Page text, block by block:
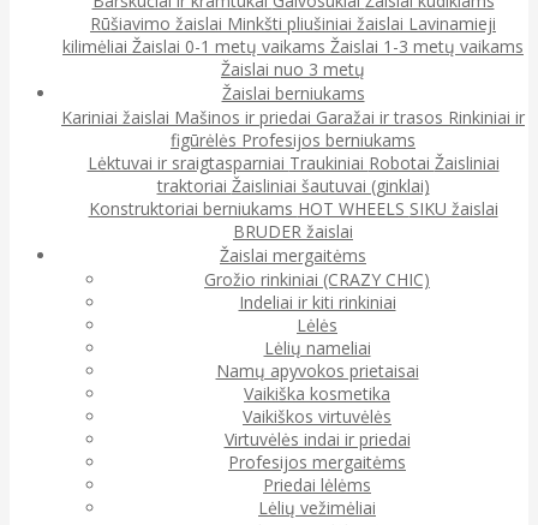
Rūšiavimo žaislai Minkšti pliušiniai žaislai Lavinamieji
kilimėliai Žaislai 0-1 metų vaikams Žaislai 1-3 metų vaikams
Žaislai nuo 3 metų
Žaislai berniukams
Kariniai žaislai Mašinos ir priedai Garažai ir trasos Rinkiniai ir
figūrėlės Profesijos berniukams
Lėktuvai ir sraigtasparniai Traukiniai Robotai Žaisliniai
traktoriai Žaisliniai šautuvai (ginklai)
Konstruktoriai berniukams HOT WHEELS SIKU žaislai
BRUDER žaislai
Žaislai mergaitėms
Grožio rinkiniai (CRAZY CHIC)
Indeliai ir kiti rinkiniai
Lėlės
Lėlių nameliai
Namų apyvokos prietaisai
Vaikiška kosmetika
Vaikiškos virtuvėlės
Virtuvėlės indai ir priedai
Profesijos mergaitėms
Priedai lėlėms
Lėlių vežimėliai